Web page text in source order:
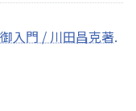
入門 / 川田昌克著.